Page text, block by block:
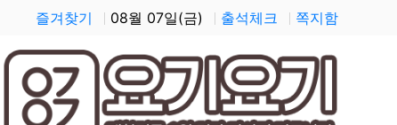
즐겨찾기 08월 07일(금) 출석체크 쪽지함